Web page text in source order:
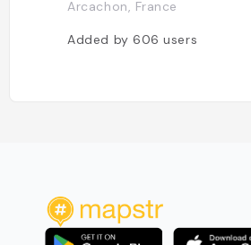
Arcachon, France
Added by606users